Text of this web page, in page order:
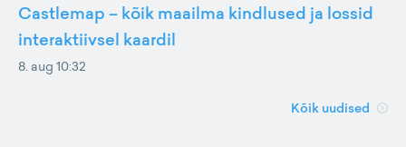
Castlemap – kõik maailma kindlused ja lossid
interaktiivsel kaardil
8. aug 10:32
Kõik uudised